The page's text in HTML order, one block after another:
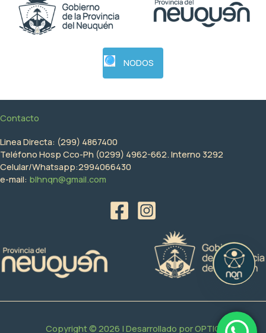
NODOS
Contacto
Linea Directa: (299) 4867400
Teléfono Hosp Cco-Ph (0299) 4962-662. Interno 3292
Celular/Whatsapp:2994066430
e-mail: blhnqn@gmail.com
Copyright © 2026 | Desarrollado porOPTIC